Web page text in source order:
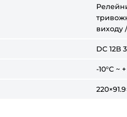
виходу
DC 12В
-10°C ~